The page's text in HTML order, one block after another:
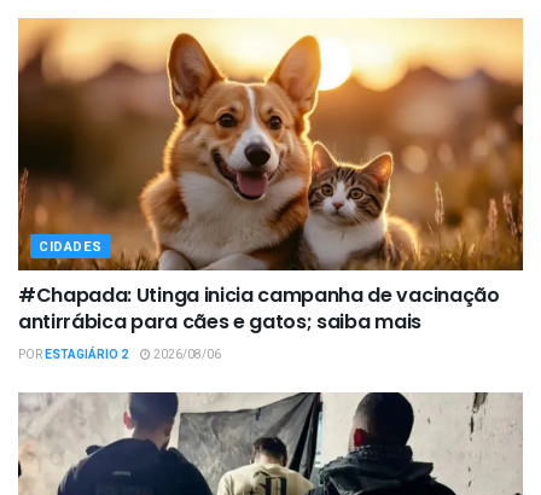
CIDADES
#Chapada: Utinga inicia campanha de vacinação
antirrábica para cães e gatos; saiba mais
PORESTAGIÁRIO 2 2026/08/06